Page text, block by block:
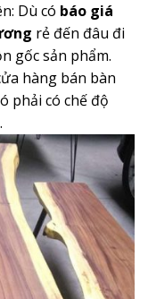
Dù có báo giá
rẻ đến đâu đi
gốc sản phẩm.
hàng bán bàn
phải có chế độ